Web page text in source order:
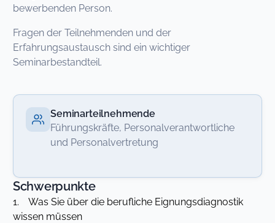
bewerbenden Person.
Fragen der Teilnehmenden und der
Erfahrungsaustausch sind ein wichtiger
Seminarbestandteil.
Seminarteilnehmende
Führungskräfte, Personalverantwortliche
und Personalvertretung
Schwerpunkte
1. Was Sie über die berufliche Eignungsdiagnostik
wissen müssen